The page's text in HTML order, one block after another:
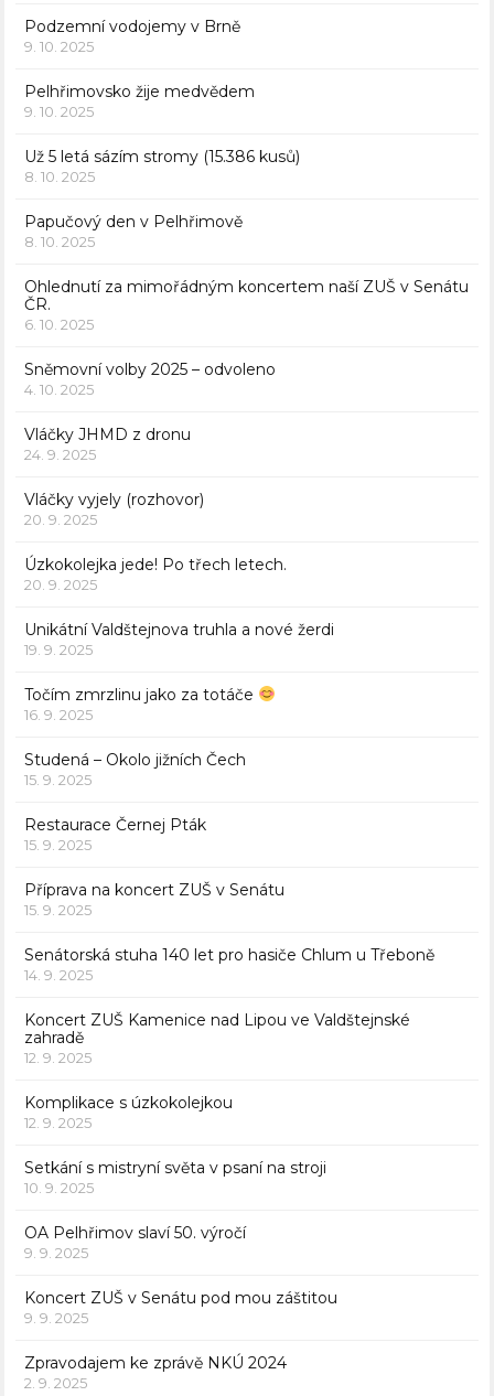
Podzemní vodojemy v Brně
9. 10. 2025
Pelhřimovsko žije medvědem
9. 10. 2025
Už 5 letá sázím stromy (15.386 kusů)
8. 10. 2025
Papučový den v Pelhřimově
8. 10. 2025
Ohlednutí za mimořádným koncertem naší ZUŠ v Senátu
ČR.
6. 10. 2025
Sněmovní volby 2025 – odvoleno
4. 10. 2025
Vláčky JHMD z dronu
24. 9. 2025
Vláčky vyjely (rozhovor)
20. 9. 2025
Úzkokolejka jede! Po třech letech.
20. 9. 2025
Unikátní Valdštejnova truhla a nové žerdi
19. 9. 2025
Točím zmrzlinu jako za totáče
16. 9. 2025
Studená – Okolo jižních Čech
15. 9. 2025
Restaurace Černej Pták
15. 9. 2025
Příprava na koncert ZUŠ v Senátu
15. 9. 2025
Senátorská stuha 140 let pro hasiče Chlum u Třeboně
14. 9. 2025
Koncert ZUŠ Kamenice nad Lipou ve Valdštejnské
zahradě
12. 9. 2025
Komplikace s úzkokolejkou
12. 9. 2025
Setkání s mistryní světa v psaní na stroji
10. 9. 2025
OA Pelhřimov slaví 50. výročí
9. 9. 2025
Koncert ZUŠ v Senátu pod mou záštitou
9. 9. 2025
Zpravodajem ke zprávě NKÚ 2024
2. 9. 2025